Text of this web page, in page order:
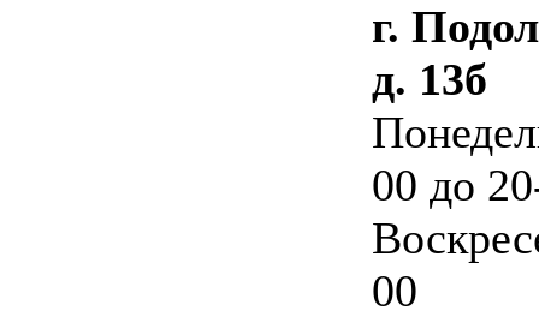
г.
д. 13б
00 до
00